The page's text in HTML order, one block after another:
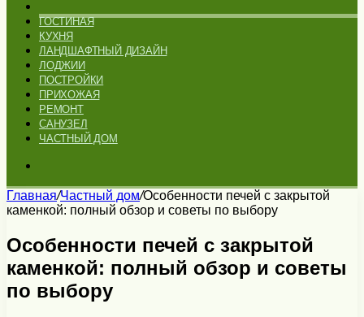
ГОСТИНАЯ
КУХНЯ
ЛАНДШАФТНЫЙ ДИЗАЙН
ЛОДЖИИ
ПОСТРОЙКИ
ПРИХОЖАЯ
РЕМОНТ
САНУЗЕЛ
ЧАСТНЫЙ ДОМ
Главная/Частный дом/Особенности печей с закрытой
каменкой: полный обзор и советы по выбору
Особенности печей с закрытой
каменкой: полный обзор и советы
по выбору